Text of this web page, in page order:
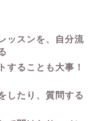
ッスンを、自分流
することも大事！
したり、質問する